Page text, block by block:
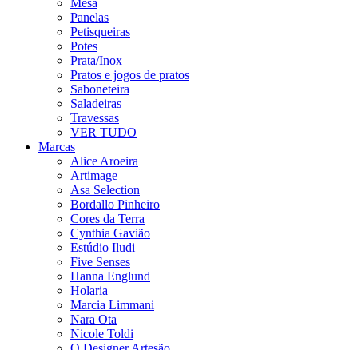
Mesa
Panelas
Petisqueiras
Potes
Prata/Inox
Pratos e jogos de pratos
Saboneteira
Saladeiras
Travessas
VER TUDO
Marcas
Alice Aroeira
Artimage
Asa Selection
Bordallo Pinheiro
Cores da Terra
Cynthia Gavião
Estúdio Iludi
Five Senses
Hanna Englund
Holaria
Marcia Limmani
Nara Ota
Nicole Toldi